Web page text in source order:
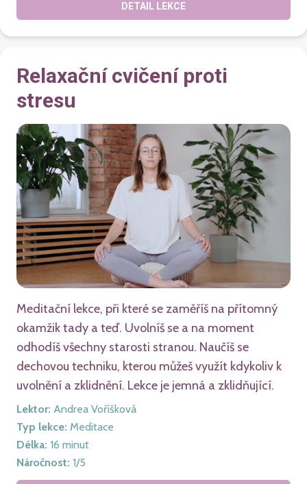
DETAIL LEKCE
Relaxační cvičení proti
stresu
Meditační lekce, při které se zaměříš na přítomný
okamžik tady a teď. Uvolníš se a na moment
odhodíš všechny starosti stranou. Naučíš se
dechovou techniku, kterou můžeš využít kdykoliv k
uvolnění a zklidnění. Lekce je jemná a zklidňující.
Lektor: Andrea Voříšková
Typ lekce: Meditace
Délka: 16 minut
Náročnost: 1/5